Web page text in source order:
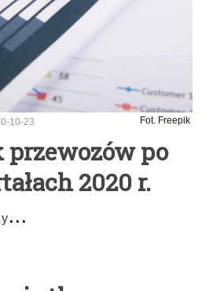
10-23 Fot. Freepik
przewozów po
2020 r.
...